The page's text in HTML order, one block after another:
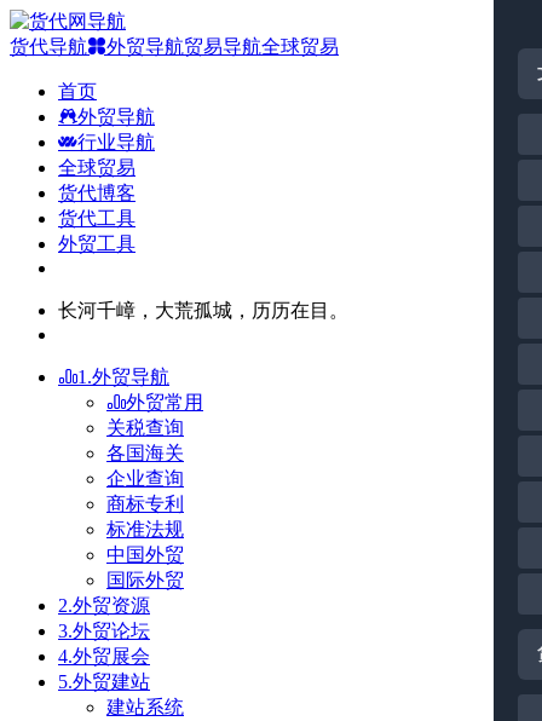
货代导航 外贸导航贸易导航全球贸易
首页
外贸导航
行业导航
全球贸易
货代博客
货代工具
外贸工具
长河千嶂，大荒孤城，历历在目。
1.外贸导航
外贸常用
关税查询
各国海关
企业查询
商标专利
标准法规
中国外贸
国际外贸
2.外贸资源
3.外贸论坛
4.外贸展会
5.外贸建站
建站系统